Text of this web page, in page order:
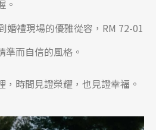
。
婚禮現場的優雅從容，RM 72-01
準而自信的風格。
時間見證榮耀，也見證幸福。